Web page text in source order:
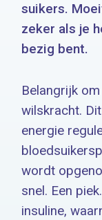
suikers.
zeker als je
bezig bent.
Belangrijk
wilskracht.
energie
wordt
snel. Een
insuline,